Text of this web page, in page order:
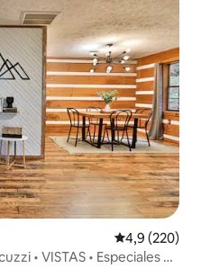
Calificación
4,9 (220)
• VISTAS • Especiales de